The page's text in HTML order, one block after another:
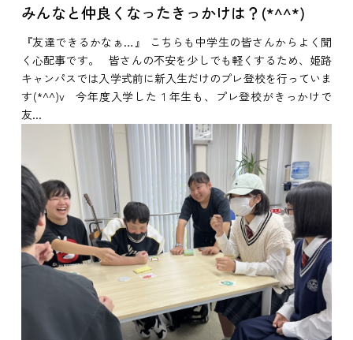
みんなと仲良くなったきっかけは？(*^^*)
『友達できるかなぁ…』 こちらも中学生の皆さんからよく聞
く心配事です。 皆さんの不安を少しでも軽くするため、姫路
キャンパスでは入学式前に新入生だけのプレ登校を行っていま
す(*^^)v 今年度入学した１年生も、プレ登校がきっかけで
友...